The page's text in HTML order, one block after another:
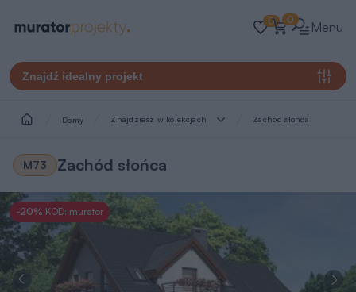
0 0 Menu
Znajdź idealny projekt
Domy Znajdziesz w kolekcjach Zachód słońca
M73 Zachód słońca
-20% KOD: murator